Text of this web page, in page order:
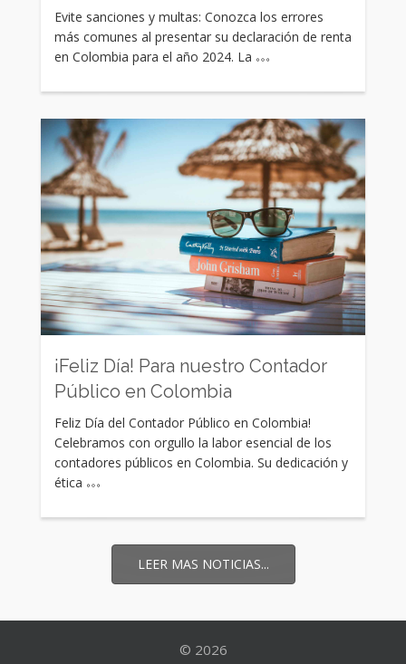
Evite sanciones y multas: Conozca los errores
más comunes al presentar su declaración de renta
en Colombia para el año 2024. La
Rating:
¡Feliz Día! Para nuestro Contador
Público en Colombia
Feliz Día del Contador Público en Colombia!
Celebramos con orgullo la labor esencial de los
contadores públicos en Colombia. Su dedicación y
ética
LEER MAS NOTICIAS...
© 2026